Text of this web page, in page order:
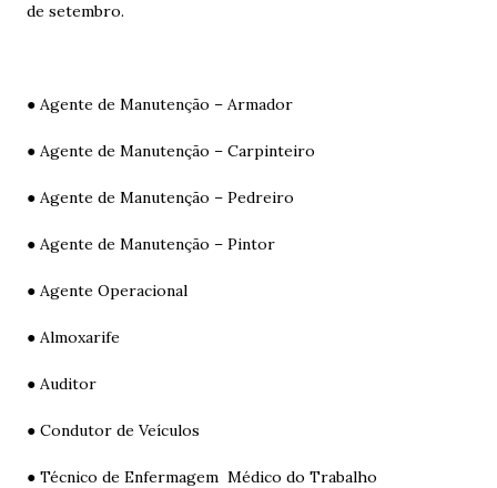
de setembro.
● Agente de Manutenção – Armador
● Agente de Manutenção – Carpinteiro
● Agente de Manutenção – Pedreiro
● Agente de Manutenção – Pintor
● Agente Operacional
● Almoxarife
● Auditor
● Condutor de Veículos
● Técnico de Enfermagem Médico do Trabalho